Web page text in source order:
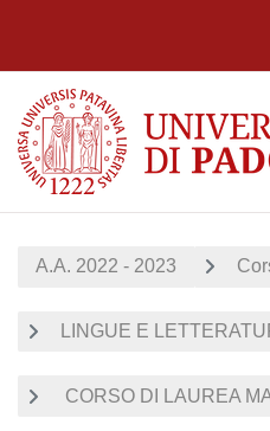
A.A. 2022 - 2023
LINGUE E
CORSO DI LAUREA